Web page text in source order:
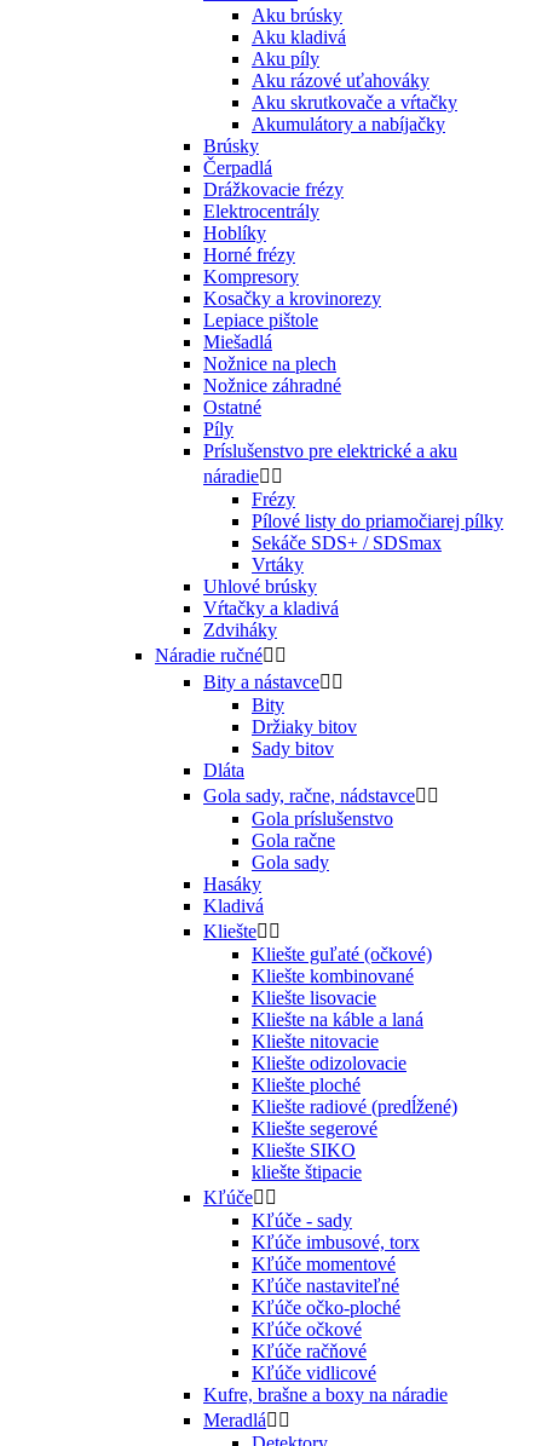
Aku brúsky
Aku kladivá
Aku píly
Aku rázové uťahováky
Aku skrutkovače a vŕtačky
Akumulátory a nabíjačky
Brúsky
Čerpadlá
Drážkovacie frézy
Elektrocentrály
Hoblíky
Horné frézy
Kompresory
Kosačky a krovinorezy
Lepiace pištole
Miešadlá
Nožnice na plech
Nožnice záhradné
Ostatné
Píly
Príslušenstvo pre elektrické a aku
náradie 
Frézy
Pílové listy do priamočiarej pílky
Sekáče SDS+ / SDSmax
Vrtáky
Uhlové brúsky
Vŕtačky a kladivá
Zdviháky
Náradie ručné 
Bity a nástavce 
Bity
Držiaky bitov
Sady bitov
Dláta
Gola sady, račne, nádstavce 
Gola príslušenstvo
Gola račne
Gola sady
Hasáky
Kladivá
Kliešte 
Kliešte guľaté (očkové)
Kliešte kombinované
Kliešte lisovacie
Kliešte na káble a laná
Kliešte nitovacie
Kliešte odizolovacie
Kliešte ploché
Kliešte radiové (predĺžené)
Kliešte segerové
Kliešte SIKO
kliešte štipacie
Kľúče 
Kľúče - sady
Kľúče imbusové, torx
Kľúče momentové
Kľúče nastaviteľné
Kľúče očko-ploché
Kľúče očkové
Kľúče račňové
Kľúče vidlicové
Kufre, brašne a boxy na náradie
Meradlá 